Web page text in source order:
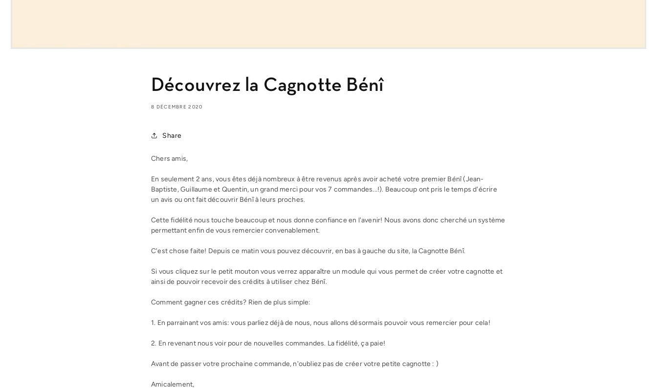
Découvrez la Cagnotte Bénî
8 DÉCEMBRE 2020
Share
Chers amis,
En seulement 2 ans, vous êtes déjà nombreux à être revenus après avoir acheté votre premier Bénî (Jean-
Baptiste, Guillaume et Quentin, un grand merci pour vos 7 commandes...!). Beaucoup ont pris le temps d'écrire
un avis ou ont fait découvrir Bénî à leurs proches.
Cette fidélité nous touche beaucoup et nous donne confiance en l'avenir! Nous avons donc cherché un système
permettant enfin de vous remercier convenablement.
C'est chose faite! Depuis ce matin vous pouvez découvrir, en bas à gauche du site, la Cagnotte Bénî.
Si vous cliquez sur le petit mouton vous verrez apparaître un module qui vous permet de créer votre cagnotte et
ainsi de pouvoir recevoir des crédits à utiliser chez Bénî.
Comment gagner ces crédits? Rien de plus simple:
1. En parrainant vos amis: vous parliez déjà de nous, nous allons désormais pouvoir vous remercier pour cela!
2. En revenant nous voir pour de nouvelles commandes. La fidélité, ça paie!
Avant de passer votre prochaine commande, n'oubliez pas de créer votre petite cagnotte : )
Amicalement,